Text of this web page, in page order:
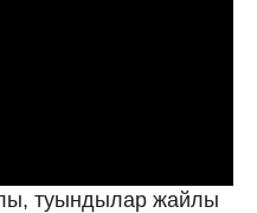
туындылар жайлы